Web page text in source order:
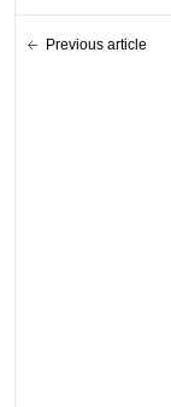
Previous article